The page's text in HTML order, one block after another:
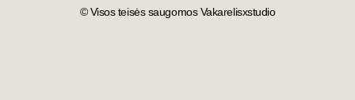
© Visos teisės saugomos Vakarelisxstudio